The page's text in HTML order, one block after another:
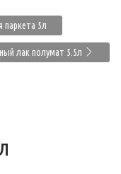
паркета 5л
лак полумат 5.5л